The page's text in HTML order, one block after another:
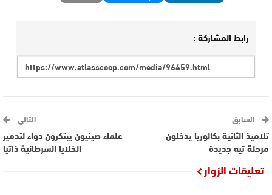
رابط المشاركة :
السابق
تلاميذ الثانية بكالوريا يدخلون
مرحلة تيه جديدة
التالي
علماء صينيون يبتكرون دواء لتدمير
الخلايا السرطانية ذاتيا
تعليقات الزوار